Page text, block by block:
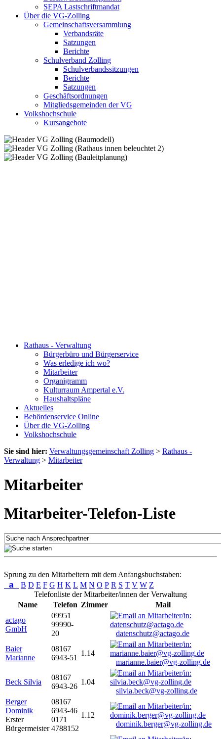
SEPA Lastschriftmandat
Über die VG-Zolling
Gemeinschaftsversammlung
Verbandsräte
Satzungen
Berichte
Schulverband Zolling
Schulverbandssitzungen
Berichte
Satzungen
Geschäftsordnungen
Mitgliedsgemeinden der VG
Volkshochschule
Kursangebote
Rathaus - Verwaltung
Bürgerbüro und Bürgerservice
Was erledige ich wo?
Mitarbeiter
Organigramm
Kulturraum Ampertal e.V.
Haushaltspläne
Aktuelles
Behördenservice Online
Über die VG-Zolling
Volkshochschule
Sie sind hier: Verwaltungsgemeinschaft Zolling > Rathaus -
Verwaltung > Mitarbeiter
Mitarbeiter
Mitarbeiter-Telefon-Liste
Sprung zu den Mitarbeitern mit dem Anfangsbuchstaben:
a B D E F G H K L M N O P R S T V W Z
Telefonliste der Mitarbeiter/innen der Verwaltung
Name
Telefon Zimmer
Mail
actago
GmbH
09951
99990-
20
datenschutz@actago.de
Baier
Marianne
08167
6943-51
1.14
marianne.baier@vg-zolling.de
Beck Silvia
08167
6943-26
1.04
silvia.beck@vg-zolling.de
Berger
Dominik
Erster
Bürgermeister
08167
6943-46
0171
4788152
1.12
dominik.berger@vg-zolling.de